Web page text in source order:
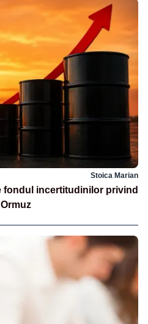
Stoica Marian
fondul incertitudinilor privind